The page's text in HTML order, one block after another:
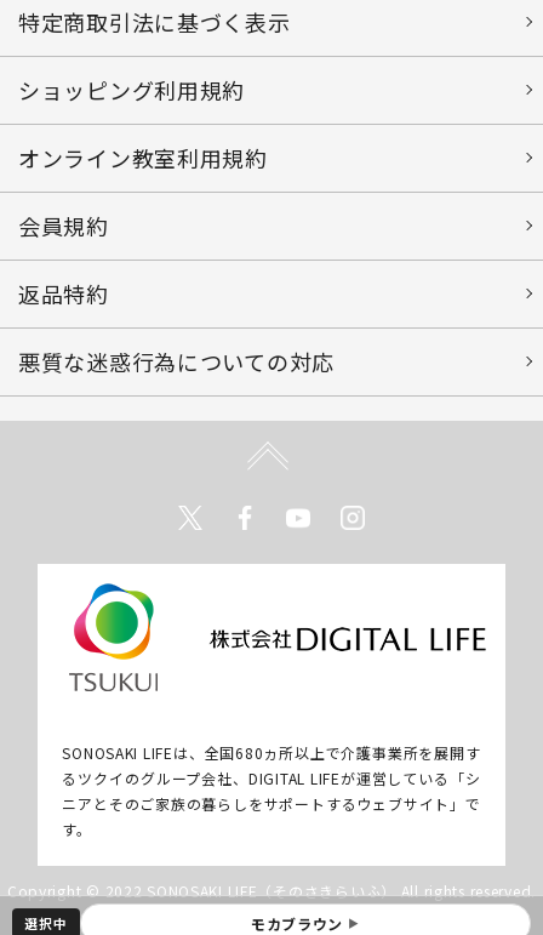
選択中 モカブラウン ▶
特定商取引法に基づく表示
ショッピング利用規約
オンライン教室利用規約
会員規約
返品特約
悪質な迷惑行為についての対応
TwitterFacebookYoutube
SONOSAKI LIFEは、全国680ヵ所以上で介護事業所を展開す
るツクイのグループ会社、DIGITAL LIFEが運営している「シ
ニアとそのご家族の暮らしをサポートするウェブサイト」で
す。
Copyright © 2022 SONOSAKI LIFE（そのさきらいふ） All rights reserved.